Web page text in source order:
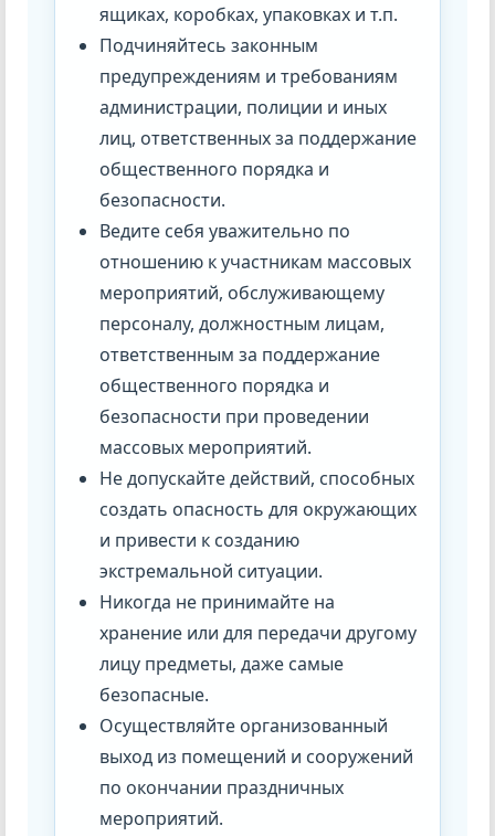
ящиках, коробках, упаковках и т.п.
Подчиняйтесь законным
предупреждениям и требованиям
администрации, полиции и иных
лиц, ответственных за поддержание
общественного порядка и
безопасности.
Ведите себя уважительно по
отношению к участникам массовых
мероприятий, обслуживающему
персоналу, должностным лицам,
ответственным за поддержание
общественного порядка и
безопасности при проведении
массовых мероприятий.
Не допускайте действий, способных
создать опасность для окружающих
и привести к созданию
экстремальной ситуации.
Никогда не принимайте на
хранение или для передачи другому
лицу предметы, даже самые
безопасные.
Осуществляйте организованный
выход из помещений и сооружений
по окончании праздничных
мероприятий.